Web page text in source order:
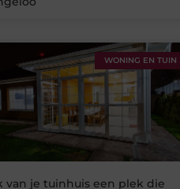
WONING EN TUIN
van je tuinhuis een plek die